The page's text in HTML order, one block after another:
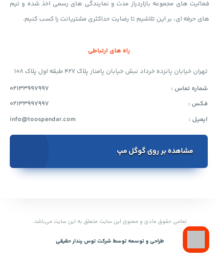
فعالیت های مجموعه بازاردراز مدت و نمایندگی های رسمی اخذ شده و تیم
های حرفه ای، بر این تلاشیم تا رضایت حداکثری مشتریانت را کسب کنیم.
راه های ارتباطی
تهران خیابان پانزده خرداد نبش خیابان پامنار پلاک 427 طبقه اول پلاک 108
شماره تماس :
02133997997
فکس :
02133997997
ایمیل :
info@toospendar.com
مشاهده بر روی گوگل مپ
تمامی حقوق مادی و معنوی این سایت متعلق به این سایت می‌باشد.
طراحی و توسعه توسط‌ شرکت توس پندار حقیقی